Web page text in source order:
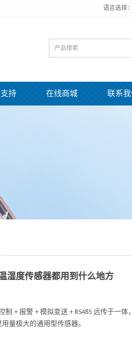
语言选择：
持 在线商城 联系我
湿度传感器都用到什么地方
制 + 报警 + 模拟变送 + RS485 远传于一体
量极大的通用型传感器。